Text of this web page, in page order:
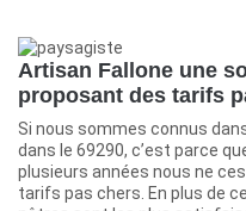
Artisan Fallone une
proposant des tarifs
Si nous sommes connus
dans le 69290, c’est parce
plusieurs années nous ne
tarifs pas chers. En plus de